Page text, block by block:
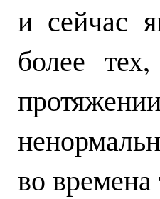
и сейчас
более
во времена